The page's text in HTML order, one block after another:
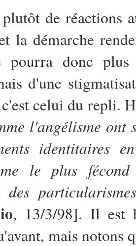
de réactions
la démarche
pourra donc
d'une
celui du repli.
l'angélisme ont
identitaires
le plus
des
, 13/3/98]. Il est
mais notons